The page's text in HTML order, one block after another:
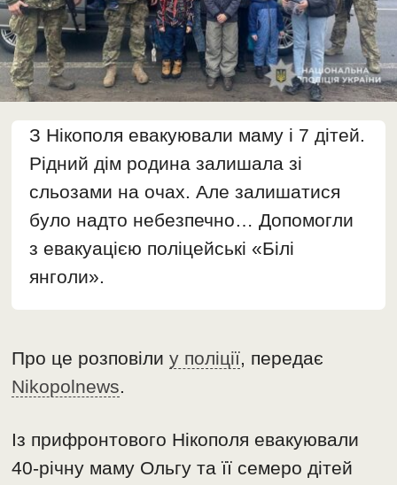
З Нікополя евакуювали маму і 7 дітей.
Рідний дім родина залишала зі
сльозами на очах. Але залишатися
було надто небезпечно… Допомогли
з евакуацією поліцейські «Білі
янголи».
Про це розповілиу поліції, передає
Nikopolnews.
Із прифронтового Нікополя евакуювали
40-річну маму Ольгу та її семеро дітей